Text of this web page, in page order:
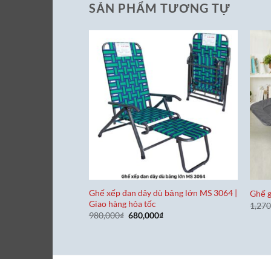
SẢN PHẨM TƯƠNG TỰ
Ghế xếp đan dây dù bảng lớn MS 3064 |
Giao hàng hỏa tốc
980,000₫ Giá
680,000₫Giá
Ghế